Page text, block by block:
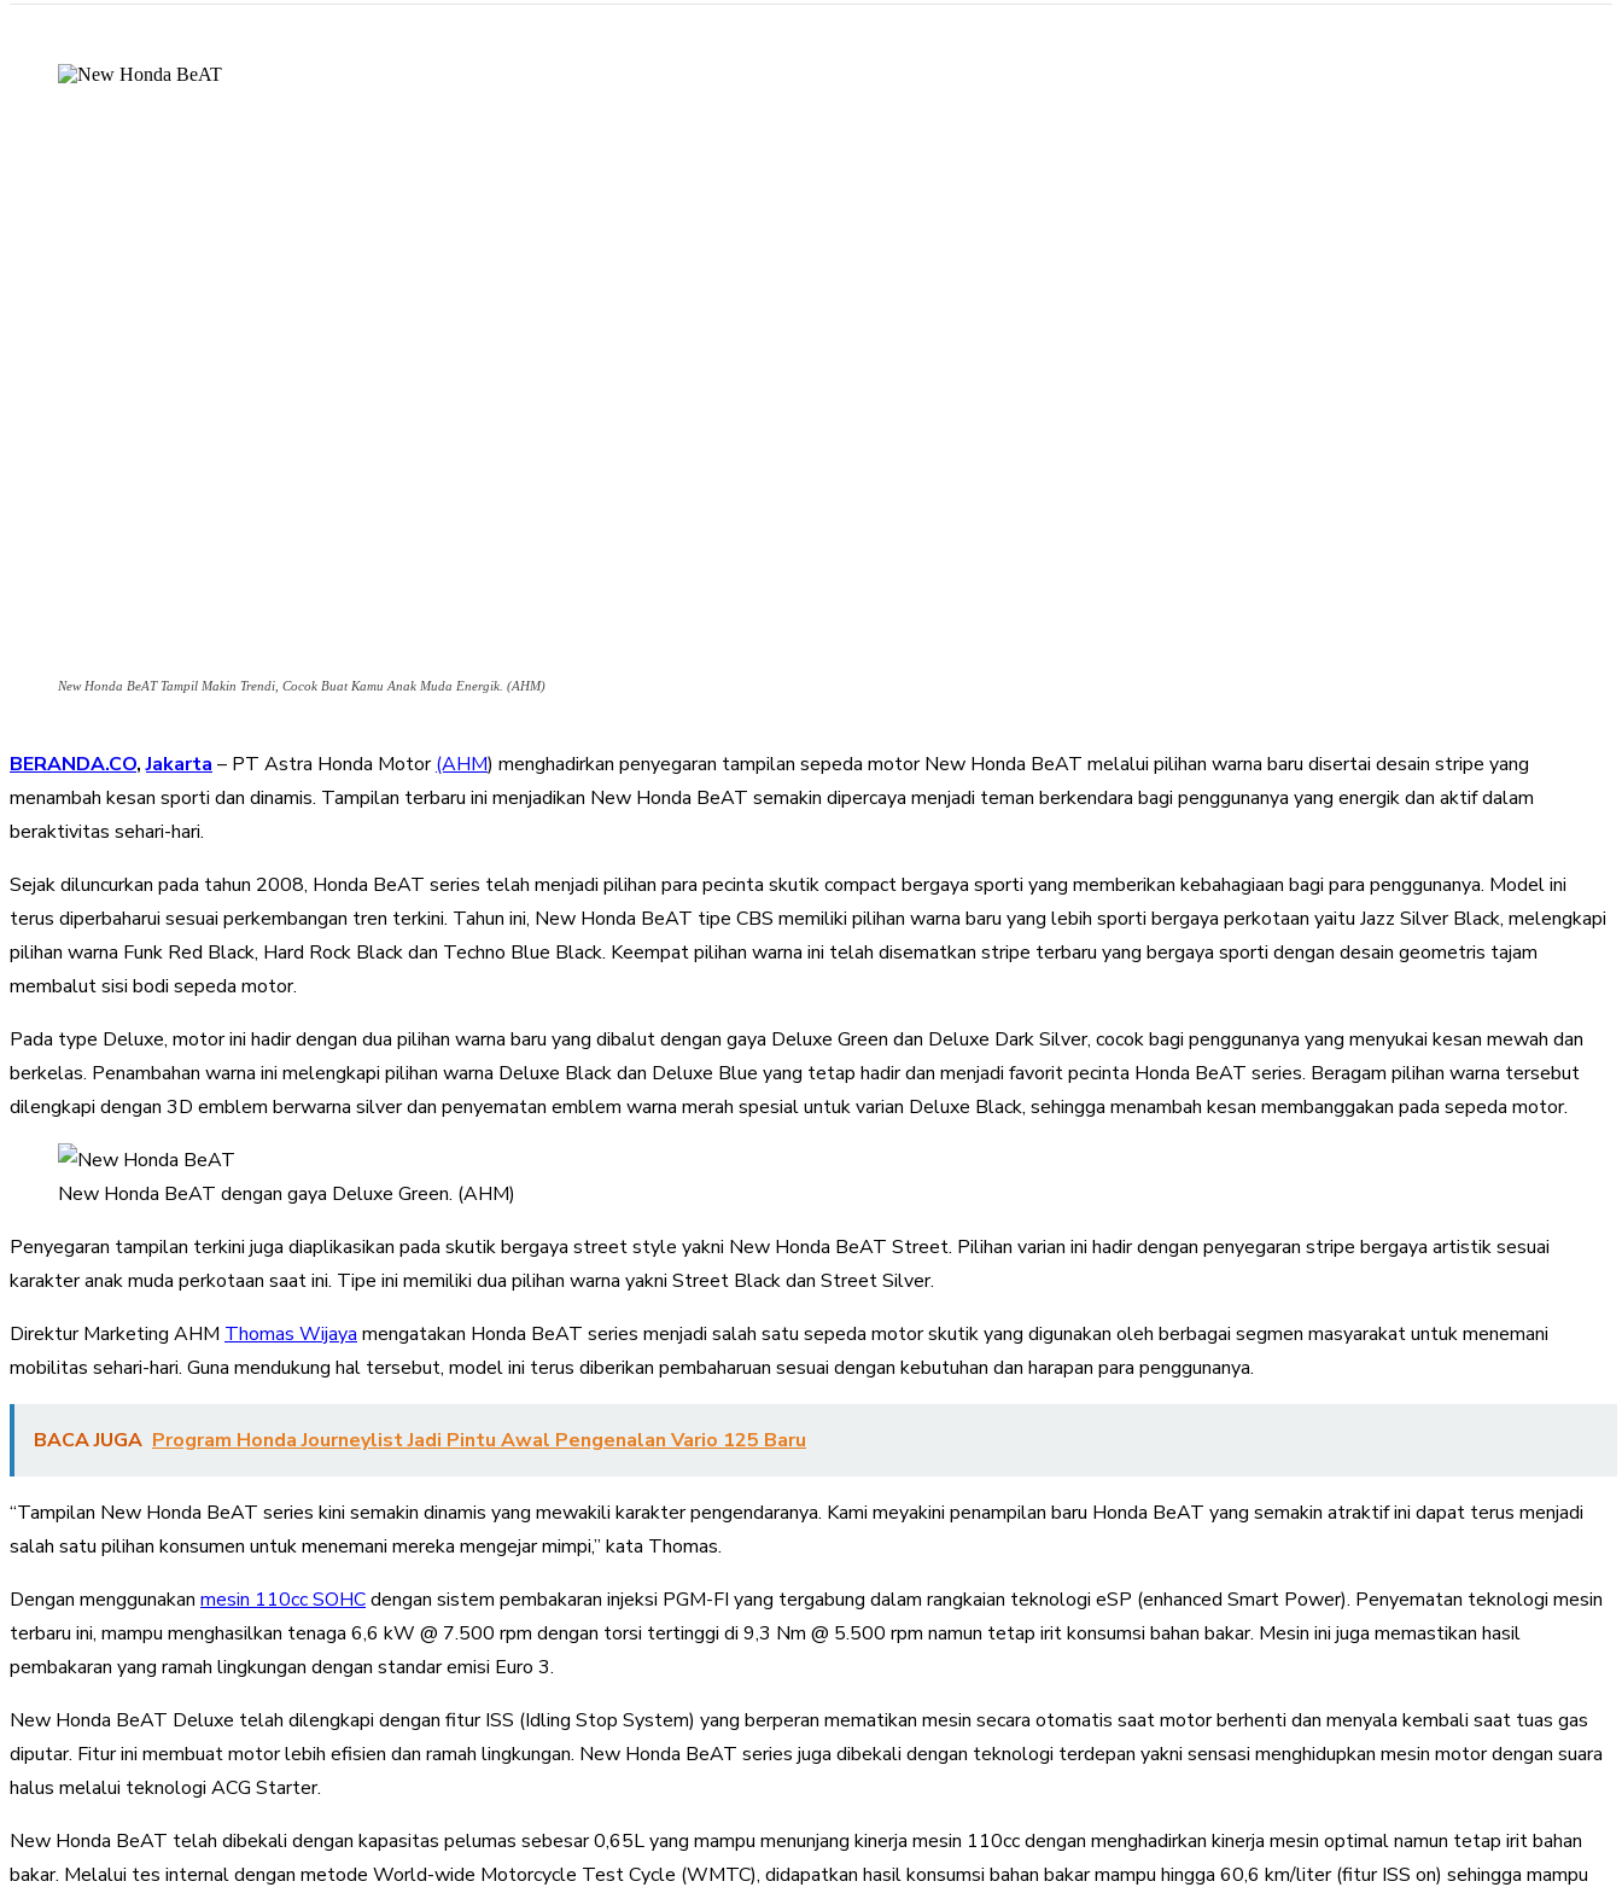
New Honda BeAT Tampil Makin Trendi, Cocok Buat Kamu Anak Muda Energik. (AHM)
BERANDA.CO,Jakarta – PT Astra Honda Motor(AHM) menghadirkan penyegaran tampilan sepeda motor New Honda BeAT melalui pilihan warna baru disertai desain stripe yang
menambah kesan sporti dan dinamis. Tampilan terbaru ini menjadikan New Honda BeAT semakin dipercaya menjadi teman berkendara bagi penggunanya yang energik dan aktif dalam
beraktivitas sehari-hari.
Sejak diluncurkan pada tahun 2008, Honda BeAT series telah menjadi pilihan para pecinta skutik compact bergaya sporti yang memberikan kebahagiaan bagi para penggunanya. Model ini
terus diperbaharui sesuai perkembangan tren terkini. Tahun ini, New Honda BeAT tipe CBS memiliki pilihan warna baru yang lebih sporti bergaya perkotaan yaitu Jazz Silver Black, melengkapi
pilihan warna Funk Red Black, Hard Rock Black dan Techno Blue Black. Keempat pilihan warna ini telah disematkan stripe terbaru yang bergaya sporti dengan desain geometris tajam
membalut sisi bodi sepeda motor.
Pada type Deluxe, motor ini hadir dengan dua pilihan warna baru yang dibalut dengan gaya Deluxe Green dan Deluxe Dark Silver, cocok bagi penggunanya yang menyukai kesan mewah dan
berkelas. Penambahan warna ini melengkapi pilihan warna Deluxe Black dan Deluxe Blue yang tetap hadir dan menjadi favorit pecinta Honda BeAT series. Beragam pilihan warna tersebut
dilengkapi dengan 3D emblem berwarna silver dan penyematan emblem warna merah spesial untuk varian Deluxe Black, sehingga menambah kesan membanggakan pada sepeda motor.
New Honda BeAT dengan gaya Deluxe Green. (AHM)
Penyegaran tampilan terkini juga diaplikasikan pada skutik bergaya street style yakni New Honda BeAT Street. Pilihan varian ini hadir dengan penyegaran stripe bergaya artistik sesuai
karakter anak muda perkotaan saat ini. Tipe ini memiliki dua pilihan warna yakni Street Black dan Street Silver.
Direktur Marketing AHM Thomas Wijaya mengatakan Honda BeAT series menjadi salah satu sepeda motor skutik yang digunakan oleh berbagai segmen masyarakat untuk menemani
mobilitas sehari-hari. Guna mendukung hal tersebut, model ini terus diberikan pembaharuan sesuai dengan kebutuhan dan harapan para penggunanya.
BACA JUGA Program Honda Journeylist Jadi Pintu Awal Pengenalan Vario 125 Baru
“Tampilan New Honda BeAT series kini semakin dinamis yang mewakili karakter pengendaranya. Kami meyakini penampilan baru Honda BeAT yang semakin atraktif ini dapat terus menjadi
salah satu pilihan konsumen untuk menemani mereka mengejar mimpi,” kata Thomas.
Dengan menggunakan mesin 110cc SOHCdengan sistem pembakaran injeksi PGM-FI yang tergabung dalam rangkaian teknologi eSP (enhanced Smart Power). Penyematan teknologi mesin
terbaru ini, mampu menghasilkan tenaga 6,6 kW @ 7.500 rpm dengan torsi tertinggi di 9,3 Nm @ 5.500 rpm namun tetap irit konsumsi bahan bakar. Mesin ini juga memastikan hasil
pembakaran yang ramah lingkungan dengan standar emisi Euro 3.
New Honda BeAT Deluxe telah dilengkapi dengan fitur ISS (Idling Stop System) yang berperan mematikan mesin secara otomatis saat motor berhenti dan menyala kembali saat tuas gas
diputar. Fitur ini membuat motor lebih efisien dan ramah lingkungan. New Honda BeAT series juga dibekali dengan teknologi terdepan yakni sensasi menghidupkan mesin motor dengan suara
halus melalui teknologi ACG Starter.
New Honda BeAT telah dibekali dengan kapasitas pelumas sebesar 0,65L yang mampu menunjang kinerja mesin 110cc dengan menghadirkan kinerja mesin optimal namun tetap irit bahan
bakar. Melalui tes internal dengan metode World-wide Motorcycle Test Cycle (WMTC), didapatkan hasil konsumsi bahan bakar mampu hingga 60,6 km/liter (fitur ISS on) sehingga mampu